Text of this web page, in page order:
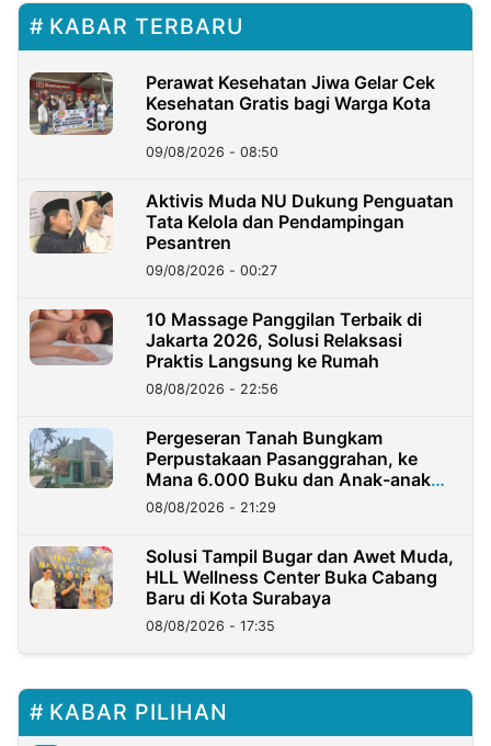
KABAR TERBARU
Perawat Kesehatan Jiwa Gelar Cek
Kesehatan Gratis bagi Warga Kota
Sorong
09/08/2026 - 08:50
Aktivis Muda NU Dukung Penguatan
Tata Kelola dan Pendampingan
Pesantren
09/08/2026 - 00:27
10 Massage Panggilan Terbaik di
Jakarta 2026, Solusi Relaksasi
Praktis Langsung ke Rumah
08/08/2026 - 22:56
Pergeseran Tanah Bungkam
Perpustakaan Pasanggrahan, ke
Mana 6.000 Buku dan Anak-anak
Kini?
08/08/2026 - 21:29
Solusi Tampil Bugar dan Awet Muda,
HLL Wellness Center Buka Cabang
Baru di Kota Surabaya
08/08/2026 - 17:35
KABAR PILIHAN